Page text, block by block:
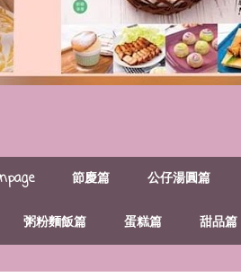
節慶篇 公仔湯圓篇
粥粉麵飯篇 蛋糕篇 甜品篇